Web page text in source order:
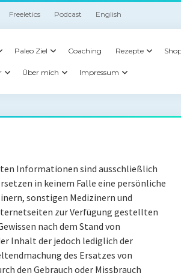
Freeletics Podcast English
Paleo Ziel Coaching Rezepte
Über mich Impressum
Informationen sind ausschließlich
in keinem Falle eine persönliche
sonstigen Medizinern und
zur Verfügung gestellten
nach dem Stand von
Inhalt der jedoch lediglich der
des Ersatzes von
den Gebrauch oder Missbrauch